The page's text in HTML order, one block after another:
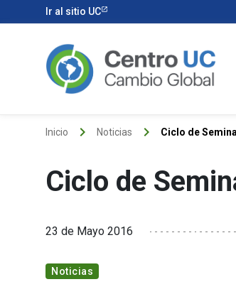
Ir al sitio UC
Inicio keyboard_arrow_right Noticias keyboard_arrow_right Ciclo de
Ciclo de
23 de Mayo 2016
Noticias